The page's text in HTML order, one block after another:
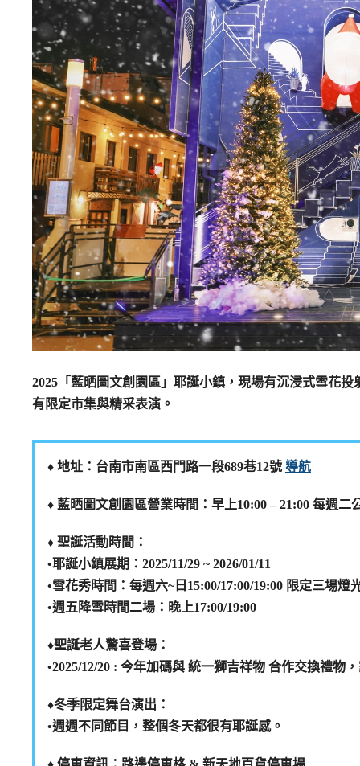
2025「藍晒圖文創園區」耶誕小鎮，現場有沉浸式雪花
有限定市集與精采表演。
♦️ 地址：台南市南區西門路一段689巷12號 導航
♦️ 藍晒圖文創園區營業時間：早上10:00 – 21:00 每週二
♦️ 聖誕活動時間：
•耶誕小鎮展期：2025/11/29 ~ 2026/01/11
•雪花秀時間：每週六~日15:00/17:00/19:00 限定三場燈
•週五降雪時間二場：晚上17:00/19:00
♦️聖誕老人驚喜登場：
•2025/12/20 : 今年加碼與 統一獅吉祥物 合作交換禮物
♦️冬季限定舞台演出：
•週週不同節目，整個冬天都很有耶誕感。